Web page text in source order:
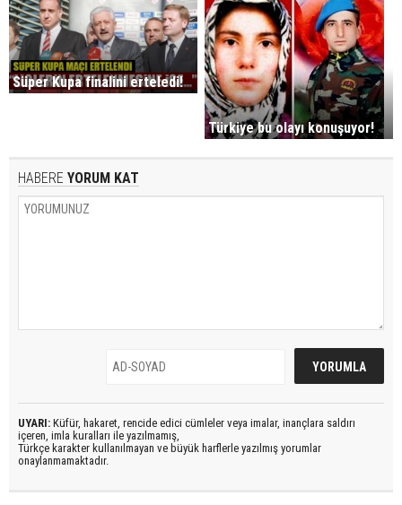
Süper Kupa finalini erteledi!
Türkiye bu olayı konuşuyor!
HABERE YORUM KAT
UYARI: Küfür, hakaret, rencide edici cümleler veya imalar, inançlara saldırı
içeren, imla kuralları ile yazılmamış,
Türkçe karakter kullanılmayan ve büyük harflerle yazılmış yorumlar
onaylanmamaktadır.